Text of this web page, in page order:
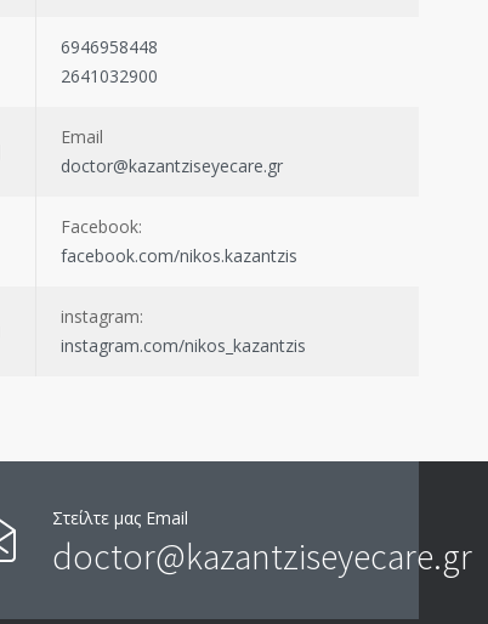
6946958448
2641032900
Email
doctor@kazantziseyecare.gr
Facebook:
facebook.com/nikos.kazantzis
instagram:
instagram.com/nikos_kazantzis
Στείλτε μας Email
doctor@kazantziseyecare.gr